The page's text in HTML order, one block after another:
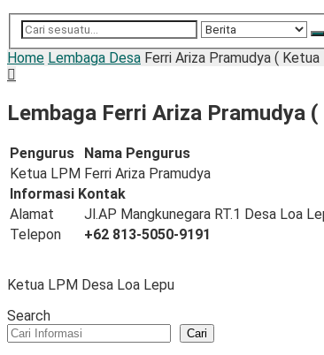
Home Lembaga Desa Ferri Ariza Pramudya ( Ketua
Lembaga Ferri Ariza Pramudya
Pengurus
Nama Pengurus
Ketua LPM Ferri Ariza Pramudya
Informasi Kontak
Alamat
Jl.AP Mangkunegara RT.1 Desa Loa
Telepon
+62 813-5050-9191
Ketua LPM Desa Loa Lepu
Search
Cari